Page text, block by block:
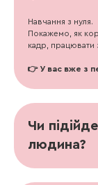
Навчання з нуля.
Покажемо, як
кадр, працювати
👉 У вас вже з
Чи
людина?